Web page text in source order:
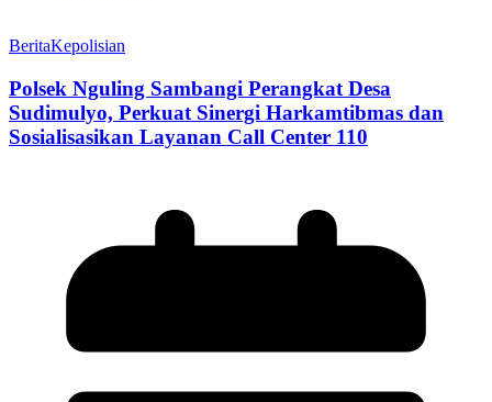
BeritaKepolisian
Polsek Nguling Sambangi Perangkat Desa
Sudimulyo, Perkuat Sinergi Harkamtibmas dan
Sosialisasikan Layanan Call Center 110